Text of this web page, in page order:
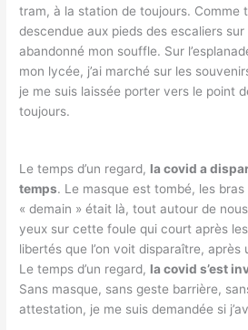
tram, à la station de toujours. Comme
descendue aux pieds des escaliers sur
abandonné mon souffle. Sur
mon lycée, j’ai marché sur les
je me suis laissée porter vers le point
toujours.
Le temps d’un regard, la covid a
temps. Le masque est tombé, les
« demain » était là, tout autour de
yeux sur cette foule qui court après
libertés que l’on voit disparaître, après
Le temps d’un regard, la covid s’est
Sans masque, sans geste barrière,
attestation, je me suis demandée si